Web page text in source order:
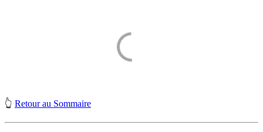
👆 Retour au Sommaire